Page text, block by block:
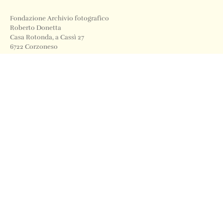
Fondazione Archivio fotografico
Roberto Donetta
Casa Rotonda, a Cassì 27
6722 Corzoneso